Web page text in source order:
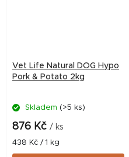
Vet Life Natural DOG Hypo
Pork & Potato 2kg
Skladem (>5 ks)
876 Kč / ks
Měrná
cena:
438 Kč / 1 kg